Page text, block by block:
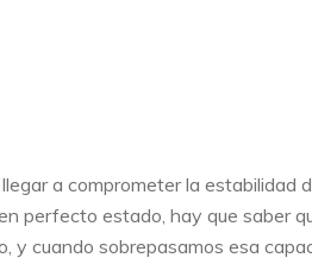
a comprometer la estabilidad
perfecto estado, hay que saber
y cuando sobrepasamos esa